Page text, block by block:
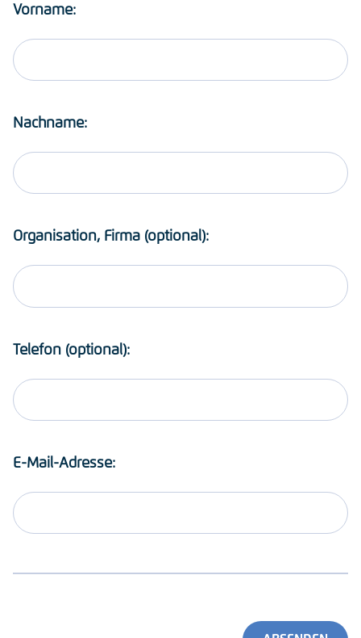
Vorname:
Nachname:
Organisation, Firma (optional):
Telefon (optional):
E-Mail-Adresse: